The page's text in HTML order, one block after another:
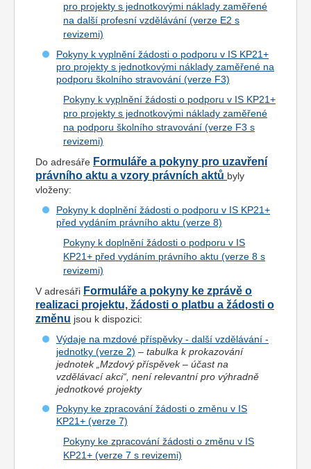
pro projekty s jednotkovými náklady zaměřené
na další profesní vzdělávání (verze E2 s
revizemi)
Pokyny k vyplnění žádosti o podporu v IS KP21+
pro projekty s jednotkovými náklady zaměřené na
podporu školního stravování (verze F3)
Pokyny k vyplnění žádosti o podporu v IS KP21+
pro projekty s jednotkovými náklady zaměřené
na podporu školního stravování (verze F3 s
revizemi)
Do adresáře Formuláře a pokyny pro uzavření
právního aktu a vzory právních aktů byly
vloženy:
Pokyny k doplnění žádosti o podporu v IS KP21+
před vydáním právního aktu (verze 8)
Pokyny k doplnění žádosti o podporu v IS
KP21+ před vydáním právního aktu (verze 8 s
revizemi)
V adresáři Formuláře a pokyny ke zprávě o
realizaci projektu, žádosti o platbu a žádosti o
změnu jsou k dispozici:
Výdaje na mzdové příspěvky - další vzdělávání -
jednotky (verze 2) – tabulka k prokazování
jednotek „Mzdový příspěvek – účast na
vzdělávací akci“, není relevantní pro výhradně
jednotkové projekty
Pokyny ke zpracování žádosti o změnu v IS
KP21+ (verze 7)
Pokyny ke zpracování žádosti o změnu v IS
KP21+ (verze 7 s revizemi)